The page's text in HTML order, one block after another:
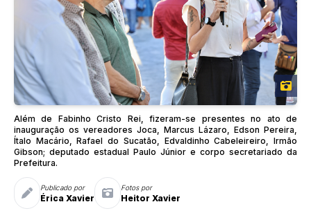
Além de Fabinho Cristo Rei, fizeram-se presentes no ato de
inauguração os vereadores Joca, Marcus Lázaro, Edson Pereira,
Ítalo Macário, Rafael do Sucatão, Edvaldinho Cabeleireiro, Irmão
Gibson; deputado estadual Paulo Júnior e corpo secretariado da
Prefeitura.
Publicado por
Érica Xavier
Fotos por
Heitor Xavier